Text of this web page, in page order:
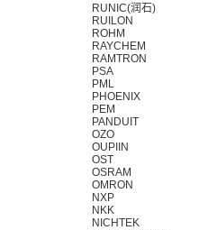
RUNIC(润石)
RUILON
ROHM
RAYCHEM
RAMTRON
PSA
PML
PHOENIX
PEM
PANDUIT
OZO
OUPIIN
OST
OSRAM
OMRON
NXP
NKK
NICHTEK